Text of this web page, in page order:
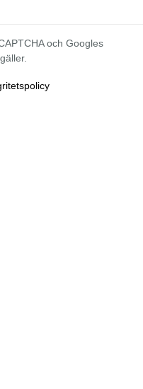
och Googles
gäller.